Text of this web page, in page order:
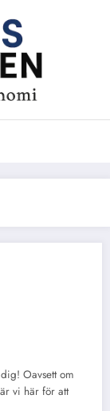
Oavsett om
vi här för att